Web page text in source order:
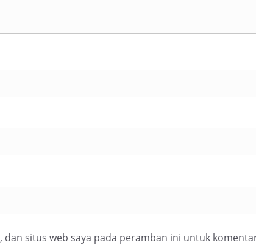
dan situs web saya pada peramban ini untuk